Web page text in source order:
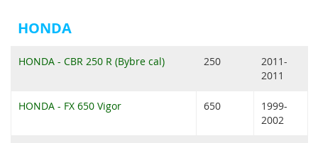
HONDA
HONDA - CBR 250 R (Bybre cal) 250
2011-
2011
HONDA - FX 650 Vigor 650
1999-
2002